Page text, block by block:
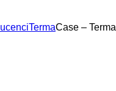
TermaCase – Terma